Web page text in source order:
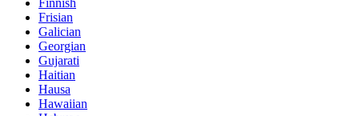
Finnish
Frisian
Galician
Georgian
Gujarati
Haitian
Hausa
Hawaiian